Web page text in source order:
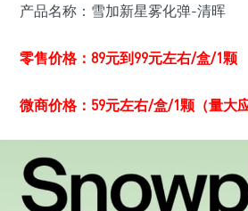
产品名称：雪加新星雾化弹-清晖
零售价格：89元到99元左右/盒/1颗
微商价格：59元左右/盒/1颗（量大